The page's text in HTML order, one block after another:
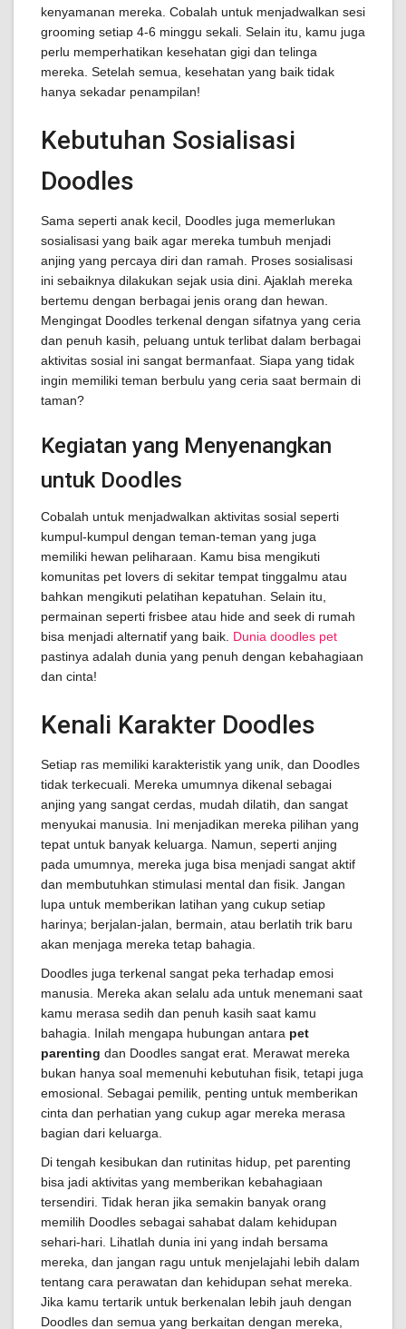
kenyamanan mereka. Cobalah untuk menjadwalkan sesi
grooming setiap 4-6 minggu sekali. Selain itu, kamu juga
perlu memperhatikan kesehatan gigi dan telinga
mereka. Setelah semua, kesehatan yang baik tidak
hanya sekadar penampilan!
Kebutuhan Sosialisasi
Doodles
Sama seperti anak kecil, Doodles juga memerlukan
sosialisasi yang baik agar mereka tumbuh menjadi
anjing yang percaya diri dan ramah. Proses sosialisasi
ini sebaiknya dilakukan sejak usia dini. Ajaklah mereka
bertemu dengan berbagai jenis orang dan hewan.
Mengingat Doodles terkenal dengan sifatnya yang ceria
dan penuh kasih, peluang untuk terlibat dalam berbagai
aktivitas sosial ini sangat bermanfaat. Siapa yang tidak
ingin memiliki teman berbulu yang ceria saat bermain di
taman?
Kegiatan yang Menyenangkan
untuk Doodles
Cobalah untuk menjadwalkan aktivitas sosial seperti
kumpul-kumpul dengan teman-teman yang juga
memiliki hewan peliharaan. Kamu bisa mengikuti
komunitas pet lovers di sekitar tempat tinggalmu atau
bahkan mengikuti pelatihan kepatuhan. Selain itu,
permainan seperti frisbee atau hide and seek di rumah
bisa menjadi alternatif yang baik. Dunia doodles pet
pastinya adalah dunia yang penuh dengan kebahagiaan
dan cinta!
Kenali Karakter Doodles
Setiap ras memiliki karakteristik yang unik, dan Doodles
tidak terkecuali. Mereka umumnya dikenal sebagai
anjing yang sangat cerdas, mudah dilatih, dan sangat
menyukai manusia. Ini menjadikan mereka pilihan yang
tepat untuk banyak keluarga. Namun, seperti anjing
pada umumnya, mereka juga bisa menjadi sangat aktif
dan membutuhkan stimulasi mental dan fisik. Jangan
lupa untuk memberikan latihan yang cukup setiap
harinya; berjalan-jalan, bermain, atau berlatih trik baru
akan menjaga mereka tetap bahagia.
Doodles juga terkenal sangat peka terhadap emosi
manusia. Mereka akan selalu ada untuk menemani saat
kamu merasa sedih dan penuh kasih saat kamu
bahagia. Inilah mengapa hubungan antara pet
parenting dan Doodles sangat erat. Merawat mereka
bukan hanya soal memenuhi kebutuhan fisik, tetapi juga
emosional. Sebagai pemilik, penting untuk memberikan
cinta dan perhatian yang cukup agar mereka merasa
bagian dari keluarga.
Di tengah kesibukan dan rutinitas hidup, pet parenting
bisa jadi aktivitas yang memberikan kebahagiaan
tersendiri. Tidak heran jika semakin banyak orang
memilih Doodles sebagai sahabat dalam kehidupan
sehari-hari. Lihatlah dunia ini yang indah bersama
mereka, dan jangan ragu untuk menjelajahi lebih dalam
tentang cara perawatan dan kehidupan sehat mereka.
Jika kamu tertarik untuk berkenalan lebih jauh dengan
Doodles dan semua yang berkaitan dengan mereka,